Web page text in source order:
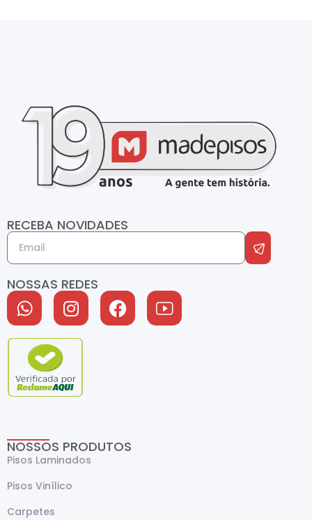
RECEBA NOVIDADES
NOSSAS REDES
NOSSOS PRODUTOS
Pisos Laminados
Pisos Vinílico
Carpetes